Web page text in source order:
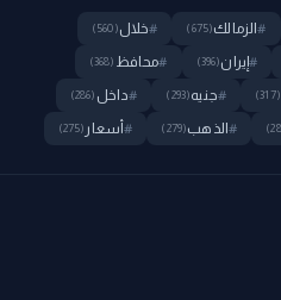
#الزمالك(675)
#خلال(560)
#إيران(396)
#محافظ (368)
(317)
#جنيه(293)
#داخل (286)
#الذهب(279)
#أسعار (275)